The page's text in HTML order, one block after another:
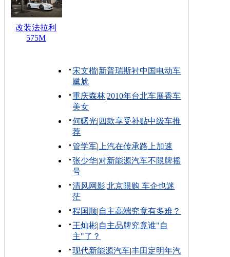
改装法拉利
575M
宋文楷|新普瑞斯衬中国电动车
尴尬
重庆森林|2010年台北车展香车
美女
何曙光| 四款享受补贴中级车推
荐
管学军| 上汽在传承路上加速
张少华|对新能源汽车不限牌摇
号
清风网影|北京限购 车企也迷
茫
程国顺|自主高端究竟有多难？
王灿彬|自主品牌究竟谁"自
主"了？
现代新能源汽车|丰田定明年汽